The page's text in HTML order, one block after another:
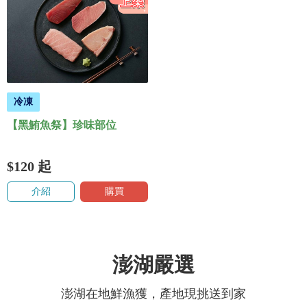
冷凍
【黑鮪魚祭】珍味部位
$120 起
介紹 購買
澎湖嚴選
澎湖在地鮮漁獲，產地現挑送到家